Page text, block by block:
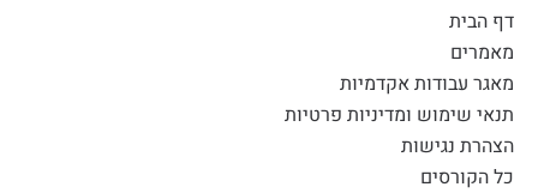
דף הבית
מאמרים
מאגר עבודות אקדמיות
תנאי שימוש ומדיניות פרטיות
הצהרת נגישות
כל הקורסים